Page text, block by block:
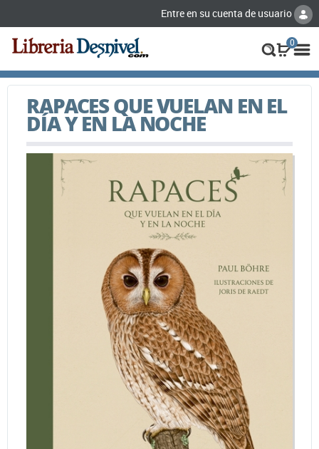
Entre en su cuenta de usuario
0
RAPACES QUE VUELAN EN EL
DÍA Y EN LA NOCHE